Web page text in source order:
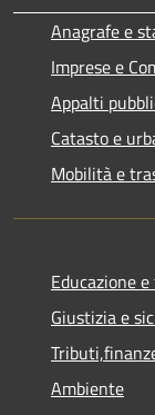
Anagrafe e
Imprese e
Appalti
Catasto e
Mobilità e
Educazione
Giustizia e
Ambiente